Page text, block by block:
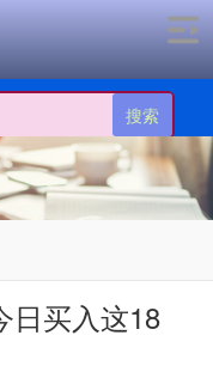
搜索
日买入这18